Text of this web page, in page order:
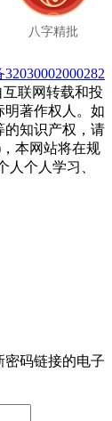
八字精批
联网转载和投
明著作权人。如
的知识产权，请
，本网站将在规
个人学习、
密码链接的电子